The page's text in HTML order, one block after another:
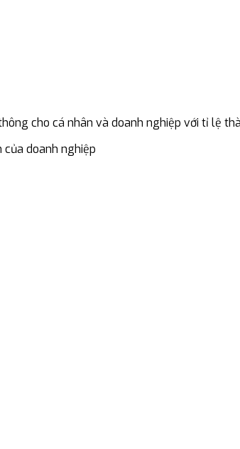
cho cá nhân và doanh nghiệp với tỉ lệ
doanh nghiệp